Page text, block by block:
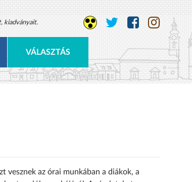
kiadványait.
VÁLASZTÁS
vesznek az órai munkában a diákok, a